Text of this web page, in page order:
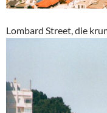
Lombard Street, die